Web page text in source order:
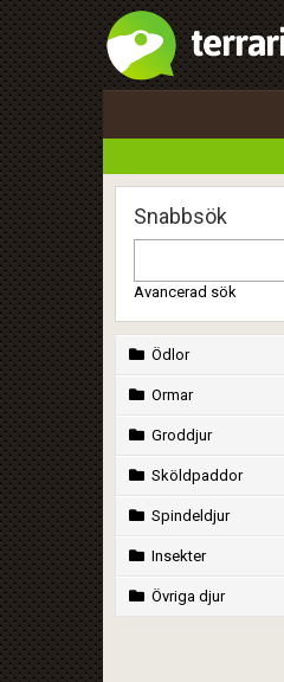
Snabbsök
Avancerad sök
Ödlor
Ormar
Groddjur
Sköldpaddor
Spindeldjur
Insekter
Övriga djur